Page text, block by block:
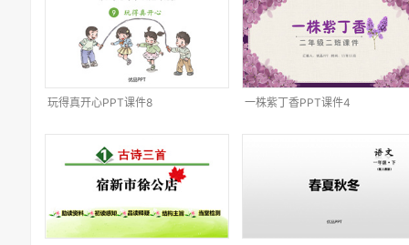
玩得真开心PPT课件8 一株紫丁香PPT课件4